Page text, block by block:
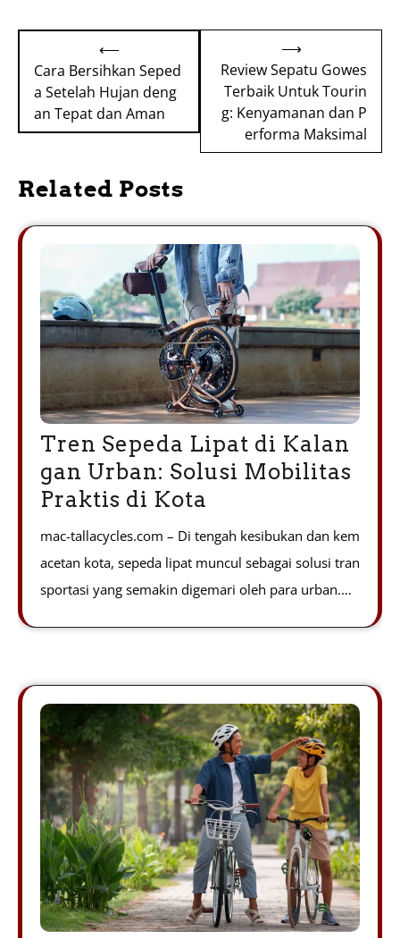
navigation
⟵
Cara Bersihkan Seped
a Setelah Hujan deng
an Tepat dan Aman
Review Sepatu Gowes
Terbaik Untuk Tourin
g: Kenyamanan dan P
erforma Maksimal
⟶
Related Posts
Tren Sepeda Lipat di Kalan
gan Urban: Solusi Mobilitas
Praktis di Kota
mac-tallacycles.com – Di tengah kesibukan dan kem
acetan kota, sepeda lipat muncul sebagai solusi tran
sportasi yang semakin digemari oleh para urban.…